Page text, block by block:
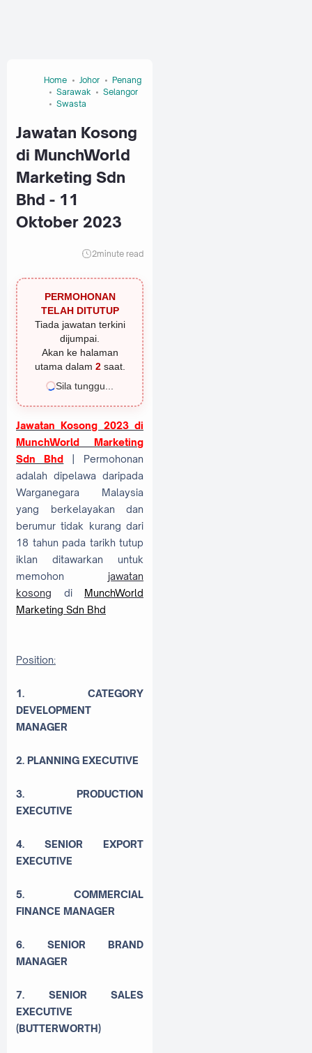
Home Johor
Penang
Sarawak
Selangor
Swasta
Jawatan Kosong
di MunchWorld
Marketing Sdn
Bhd - 11
Oktober 2023
2minute read
PERMOHONAN
TELAH DITUTUP
Tiada jawatan terkini
dijumpai.
Akan ke halaman
utama dalam 1saat.
Sila tunggu...
Jawatan Kosong 2023 di
MunchWorld Marketing
Sdn Bhd | Permohonan
adalah dipelawa daripada
Warganegara Malaysia
yang berkelayakan dan
berumur tidak kurang dari
18 tahun pada tarikh tutup
iklan ditawarkan untuk
memohon jawatan
kosong di MunchWorld
Marketing Sdn Bhd
Position:
1. CATEGORY
DEVELOPMENT
MANAGER
2. PLANNING EXECUTIVE
3. PRODUCTION
EXECUTIVE
4. SENIOR EXPORT
EXECUTIVE
5. COMMERCIAL
FINANCE MANAGER
6. SENIOR BRAND
MANAGER
7. SENIOR SALES
EXECUTIVE
(BUTTERWORTH)